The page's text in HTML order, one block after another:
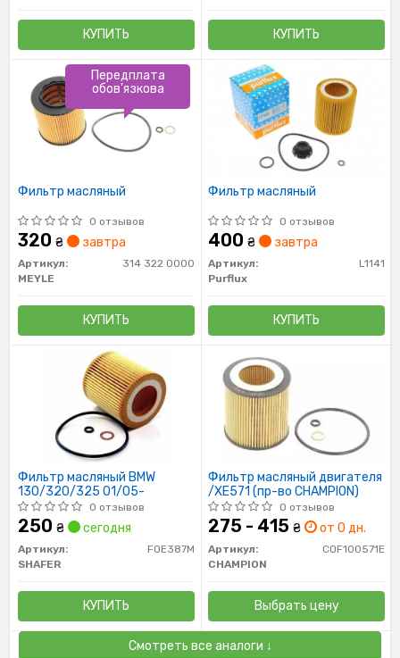
КУПИТЬ КУПИТЬ
Фильтр масляный
0 отзывов
320 ₴ завтра
Артикул:
314 322 0000
MEYLE
КУПИТЬ
Передплата
обов'язкова
Фильтр масляный
0 отзывов
400 ₴ завтра
Артикул:
L1141
Purflux
КУПИТЬ
Фильтр масляный BMW
130/320/325 01/05-
0 отзывов
250 ₴ сегодня
Артикул:
FOE387M
SHAFER
КУПИТЬ
Фильтр масляный двигателя
/XE571 (пр-во CHAMPION)
0 отзывов
275 - 415 ₴ от 0 дн.
Артикул:
COF100571E
CHAMPION
Выбрать цену
Смотреть все аналоги ↓